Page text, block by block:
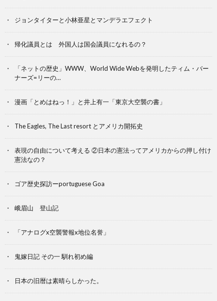
ジョンタイターと小林亜星とマンデラエフェクト
帰化議員とは 外国人は国会議員になれるの？
「ネットの歴史」WWW、World Wide Webを発明したティム・バー
ナーズ=リーの…
漫画「とめはねっ！」と井上有一「東京大空襲の書」
The Eagles, The Last resort とアメリカ開拓史
表現の自由について考える ②日本の憲法ってアメリカからの押し付け
憲法なの？
ゴア歴史探訪ーportuguese Goa
峨眉山 登山記
「アナログx空襲警報x地位名誉」
鬼嫁日記 その一 馴れ初め編
日本の旧暦は素晴らしかった。